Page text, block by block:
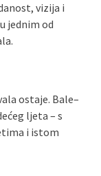
vizija i
jednim od
ostaje. Bale–
ljeta – s
i istom